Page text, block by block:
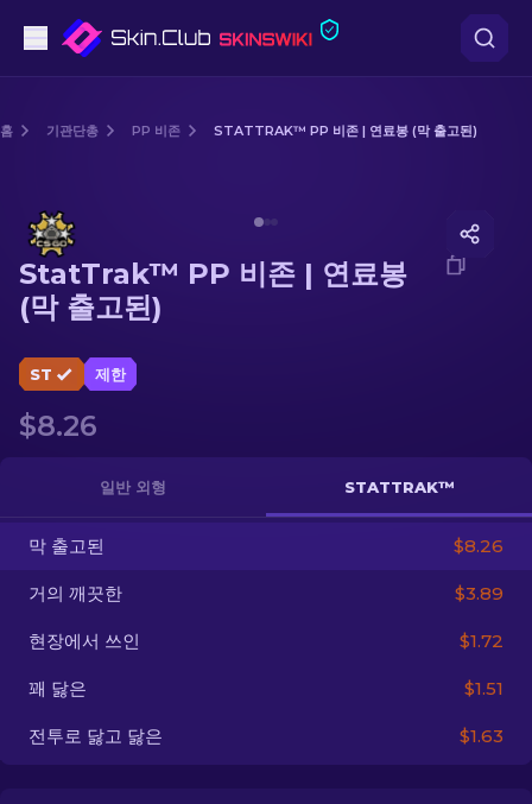
돌격소총
저격소총
장갑
KO
홈 기관단총 PP 비존 STATTRAK™ PP 비존 | 연료봉 (막 출고된)
StatTrak™ PP 비존 | 연료봉
(막 출고된)
ST 제한
$8.26
일반 외형 STATTRAK™
막 출고된 $8.26
거의 깨끗한 $3.89
현장에서 쓰인 $1.72
꽤 닳은 $1.51
전투로 닳고 닳은 $1.63